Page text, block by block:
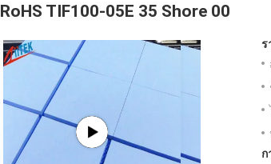
RoHS TIF100-05E 35 Shore 00
ร
ก